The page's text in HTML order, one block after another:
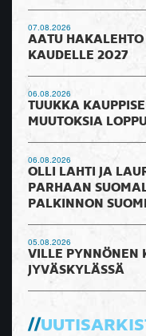
07.08.2026
AATU HAKALEHTO
KAUDELLE 2027
06.08.2026
TUUKKA
MUUTOKSIA
06.08.2026
OLLI LAHTI JA
PARHAAN
PALKINNON
05.08.2026
VILLE PYNNÖNEN
JYVÄSKYLÄSSÄ